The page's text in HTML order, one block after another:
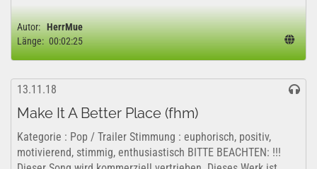
Autor: HerrMue
Länge: 00:02:25
13.11.18
Make It A Better Place (fhm)
Kategorie : Pop / Trailer Stimmung : euphorisch, positiv,
motivierend, stimmig, enthusiastisch BITTE BEACHTEN: !!!